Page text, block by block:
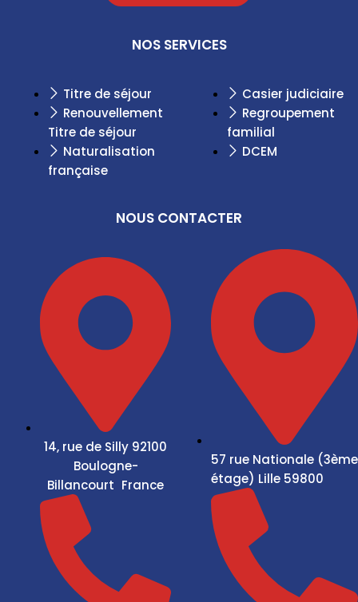
NOS SERVICES
Titre de séjour
Renouvellement
Titre de séjour
Naturalisation
française
Casier judiciaire
Regroupement
familial
DCEM
NOUS CONTACTER
14, rue de Silly 92100
Boulogne-
Billancourt France
57 rue Nationale (3ème
étage) Lille 59800